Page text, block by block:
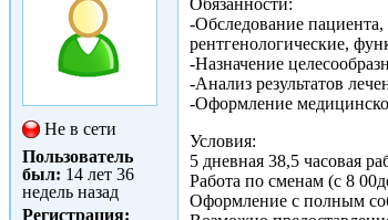
Не в сети
Пользователь
был: 14 лет 36
недель назад
Регистрация:
Обязанности:
-Обследование
рентгенологические,
-Назначение
-Анализ результатов
-Оформление
Условия:
5 дневная 38,5 часовая
Работа по сменам (с 8
Оформление с полным